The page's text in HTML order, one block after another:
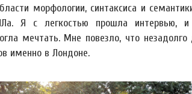
морфологии, синтаксиса и
Я с легкостью прошла интервью,
мечтать. Мне повезло, что незадолго
именно в Лондоне.